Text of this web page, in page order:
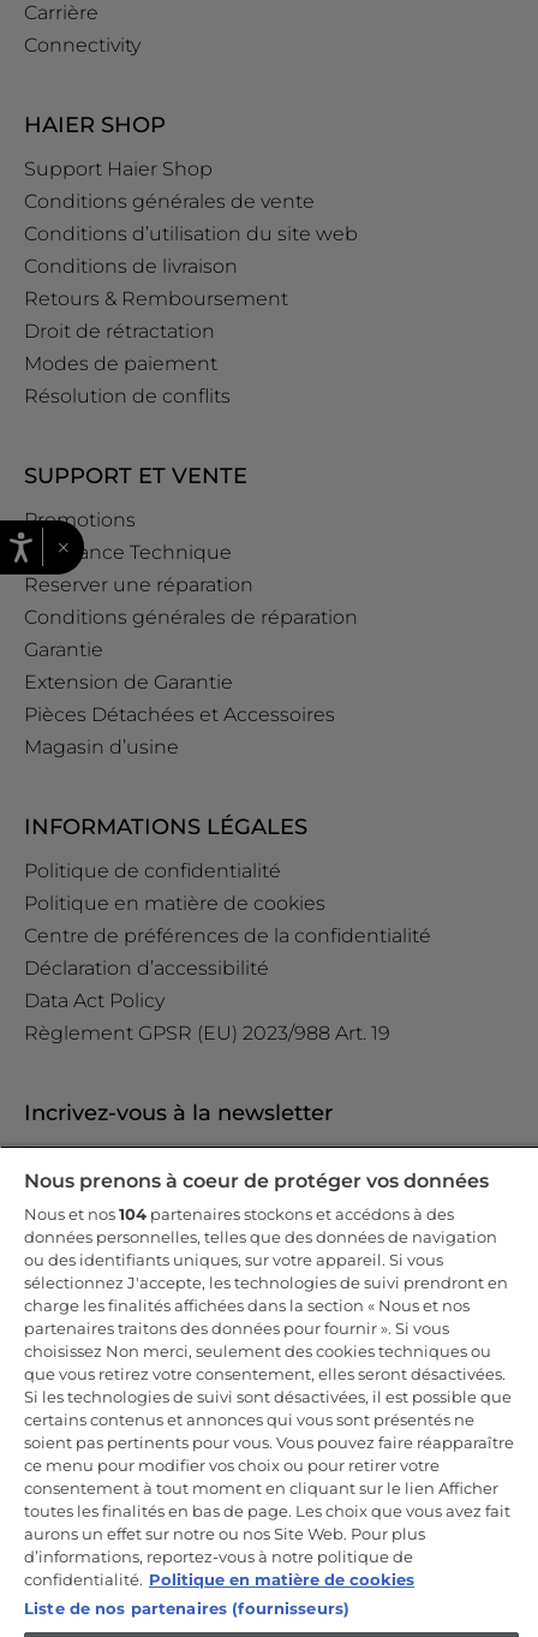
Carrière
Connectivity
HAIER SHOP
Support Haier Shop
Conditions générales de vente
Conditions d’utilisation du site web
Conditions de livraison
Retours & Remboursement
Droit de rétractation
Modes de paiement
Résolution de conflits
SUPPORT ET VENTE
Promotions
Assistance Technique
Reserver une réparation
Conditions générales de réparation
Garantie
Extension de Garantie
Pièces Détachées et Accessoires
Magasin d’usine
INFORMATIONS LÉGALES
Politique de confidentialité
Politique en matière de cookies
Centre de préférences de la confidentialité
Déclaration d’accessibilité
Data Act Policy
Règlement GPSR (EU) 2023/988 Art. 19
Incrivez-vous à la newsletter
première commande
CANDY HOOVER GROUP S.r.I. - Associé unique - SIÈGE SOCIAL :
Via Comolli, 57 - 20861 Brugherio (MB) - Italie - SIÈGES
ADMINISTRATIFS : Via Privata Eden Fumagalli snc - 20861
Brugherio (MB) et Via Trento n. 20/A-22 - 20871 Vimercate (MB) -
Italie - Tél. : +39.039.2086.1 - Fax : +39.039.2086.237 - Capital social
35 000 000,00 € iv - Cod. Code fiscal et numéro d'inscription au
registre du commerce de Milan-Monza-Brianza-Lodi 04666310158 -
Numéro de TVA 00786860965 - Numéro REA : MB-1033934 -
Autorisation IT AEOF 211870 - Société soumise aux activités de
gestion et de coordination de Candy S.p.A.
FR / Français
×
Nous prenons à coeur de protéger vos données
Nous et nos104 partenaires stockons et accédons à des
données personnelles, telles que des données de navigation
ou des identifiants uniques, sur votre appareil. Si vous
sélectionnez J'accepte, les technologies de suivi prendront en
charge les finalités affichées dans la section « Nous et nos
partenaires traitons des données pour fournir ». Si vous
choisissez Non merci, seulement des cookies techniques ou
que vous retirez votre consentement, elles seront désactivées.
Si les technologies de suivi sont désactivées, il est possible que
certains contenus et annonces qui vous sont présentés ne
soient pas pertinents pour vous. Vous pouvez faire réapparaître
ce menu pour modifier vos choix ou pour retirer votre
consentement à tout moment en cliquant sur le lien Afficher
toutes les finalités en bas de page. Les choix que vous avez fait
aurons un effet sur notre ou nos Site Web. Pour plus
d’informations, reportez-vous à notre politique de
confidentialité. Politique en matière de cookies
Liste de nos partenaires (fournisseurs)